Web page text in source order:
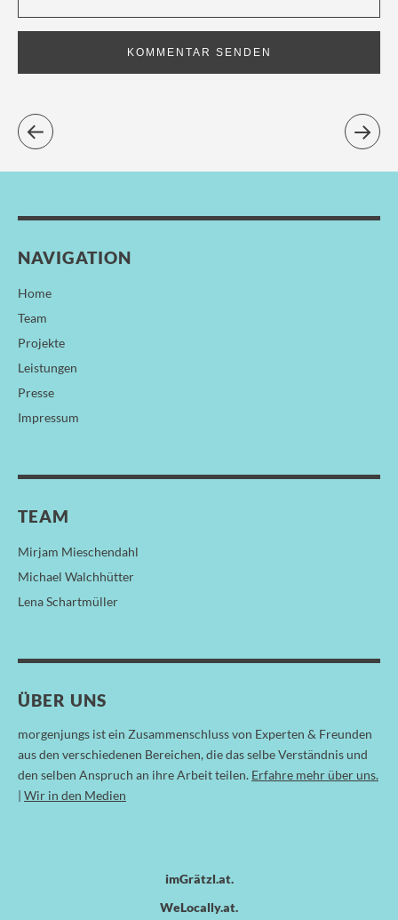
NAVIGATION
Home
Team
Projekte
Leistungen
Presse
Impressum
TEAM
Mirjam Mieschendahl
Michael Walchhütter
Lena Schartmüller
ÜBER UNS
morgenjungs ist ein Zusammenschluss von Experten & Freunden
aus den verschiedenen Bereichen, die das selbe Verständnis und
den selben Anspruch an ihre Arbeit teilen. Erfahre mehr über uns.
| Wir in den Medien
imGrätzl.at
WeLocally.at